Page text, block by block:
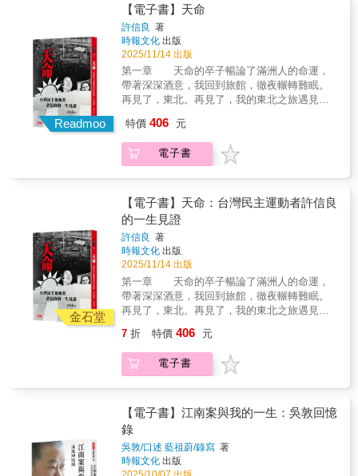
事蔡培火，前往東京購買社會教育影片數十卷
與電影放映機一部，設立「美台團」機構，巡
迴台灣鄉間，解說影片內容，所到之處座無虛
席。當時的電影還處在默片階段，現場由「辯
士」口述補說默片內容，林秋梧為最受歡迎當
紅辯士之一，台灣公民覺醒與啟蒙運動如火如
荼展開！ ★★＿＿倡導解放佛學，透過社會改
分裂後，林秋梧出家為僧，赴日留學，從此倡
導「解放佛學」，影響台灣宗教界一百
年。 他提倡，反迷信、反普度、標舉女
說的理想佛，非事實的人物，是屬於空洞
的。」震撼宗教界。★★＿＿他人生的這些關
三時期 #噍吧哖事件 #非武裝抗日運動 #啟
發會 #公民覺醒運動 #林獻堂 #新民會 #
蔣渭水 #台灣議會設置請願運動 #北師抗日
學潮 #台灣民報 #美台團 #美台團辯士
#台灣文化協會 #台灣民族運動 #台灣啟蒙
運動 #宗教改革 #台灣民眾黨 #台灣工友總
聯盟 #開元寺 #解放佛學 #赤道報 #安
表作，補齊台灣日治史最重要一塊拼圖。2.看
見台灣第一次「公民覺醒」運動是怎麼出現，
如何影響現在、啟蒙當下。3.罕見文化、政
交織的人物傳記。4.圖文並茂，看見日治時期
知識菁英的思想與人脈交友網絡。5.不只是傳
記，還看見革命與生命的熱力，深具文化關懷
與勵志性。
致敬也是對所有文化守護者「執著不變，情懷
無悔」精神的頌揚執著不變，情懷無悔：一位
史蹟探勘者的四十年深耕城市的發展，根基於
文化底蘊，而文化的厚度與靈魂，則仰賴一代
代學者與知識份子的細心守護與書寫。臺南，
作為臺灣歷史上首屈一指的文化古都，其豐富
多元的歷史與文物樣貌，正是透過這些「推
手」的努力，才得以系統性地積累與傳承。
《古蹟文物研究之推手：何培夫教授紀念專
培夫教授（1954-2022）一生奉獻於臺灣歷史、
古蹟與文物研究的卓越成就與治學精神，同時
於行文之間梳理地方記憶，為「臺南學」奠定
堅實的學術基礎。何培夫教授的學術生涯，始
於對本土文化無盡的深情與執著，其治學核心
理念便是：「歷史就在身邊，文化就是生
活。」。他強調歷史研究應與現代結合才有價
值，文化必須落實於生活才有意義。本書透過
其門生曾國棟的筆觸，不僅細膩勾勒了何教授
的生平與治學業績，也呈現了這位古蹟研究先
驅的卓絕匠心與學術堅持。田野實踐，教化於
樂：古蹟與文物研究的臺南典範何培夫教授不
濟」的教學方法。他要求學生史蹟踏查，親訪
文物掌故，並以臺南市列級古蹟為主要教材，
引導學生認識文物中所涵蓋的歷史、宗教、民
府城文物傳奇的畫卷：1. 文物傳奇與風格剖
析：何教授對傳統建築裝飾與器用文物進行了
細膩的類型學研究，探討其在臺南發展出的風
格與意涵。．匾額文采篇：府城廟宇古老匾額
眾多，他記錄了臺灣現存年代最早的明代匾額
Readmoo
【電子書】天命
許信良 著
時報文化 出版
2025/11/14 出版
第一章 天命的卒子暢論了滿洲人的命運，
帶著深深酒意，我回到旅館，徹夜輾轉難眠。
再見了，東北。再見了，我的東北之旅遇見的
鷹，俯視著崎嶇不平的我的一生旅程，有時盤
旋不去，有時稍縱即逝。啊！天命的卒子，我
輕輕嘆息，我又何嘗不是！第二章 志在總
去了，我才恍然大悟，這或許是我終身不能解
開的歷史大惑！做為一個喜愛歷史的高中生，
對我而言，歷史充滿著典範，歷史也充滿著困
惑。腦裏裝著一長串當時無論如何都想不通的
困惑，我告別了像是中世紀的修道院一般的高
中生涯，準備邁向追尋智慧的人生新旅程。第
三章 鬼使神差讀政大在愛丁堡的兩年，我曾經
認真研究當時在台灣不可能客觀研究的國共戰
史。我非常驚異地發現蔣介石的治軍錯誤竟與
唐、宋、明三朝的亡國之君如出一轍。 一九四
戰役。在整個作戰過程，中共基本上賦予前線
將領指揮全權，而蔣介石則在中樞全程遙控。
杜聿明將軍指揮的國軍主力本來很有機會突圍
團而致全軍覆沒。 如果蔣介石能像劉備重用諸
葛亮一樣重用薩老師，國共內戰的結局或許不
會一樣！第四章 大徹大悟在英倫在一九六二
年十月舉行的工黨代表大會，英國反對黨領袖
工黨黨魁蓋茨克（Hugh Gaitskell，1906-
特價 406 元
電子書
金石堂
【電子書】天命：台灣民主運動者許信良
的一生見證
許信良 著
時報文化 出版
2025/11/14 出版
第一章 天命的卒子暢論了滿洲人的命運，
帶著深深酒意，我回到旅館，徹夜輾轉難眠。
再見了，東北。再見了，我的東北之旅遇見的
鷹，俯視著崎嶇不平的我的一生旅程，有時盤
旋不去，有時稍縱即逝。啊！天命的卒子，我
輕輕嘆息，我又何嘗不是！第二章 志在總
去了，我才恍然大悟，這或許是我終身不能解
開的歷史大惑！做為一個喜愛歷史的高中生，
對我而言，歷史充滿著典範，歷史也充滿著困
惑。腦裏裝著一長串當時無論如何都想不通的
困惑，我告別了像是中世紀的修道院一般的高
7 折 特價 406 元
電子書
【電子書】江南案與我的一生：吳敦回憶
錄
吳敦/口述 藍祖蔚/錄寫 著
時報文化 出版